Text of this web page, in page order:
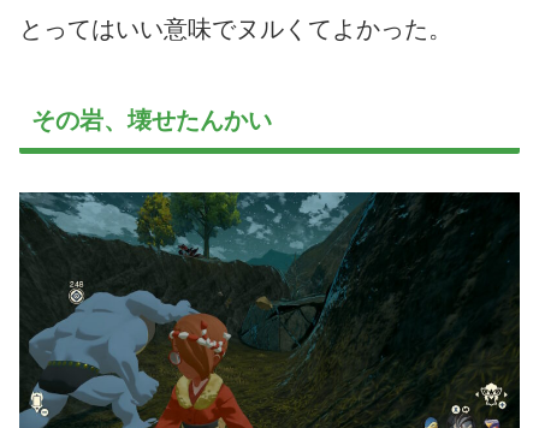
とってはいい意味でヌルくてよかった。
その岩、壊せたんかい